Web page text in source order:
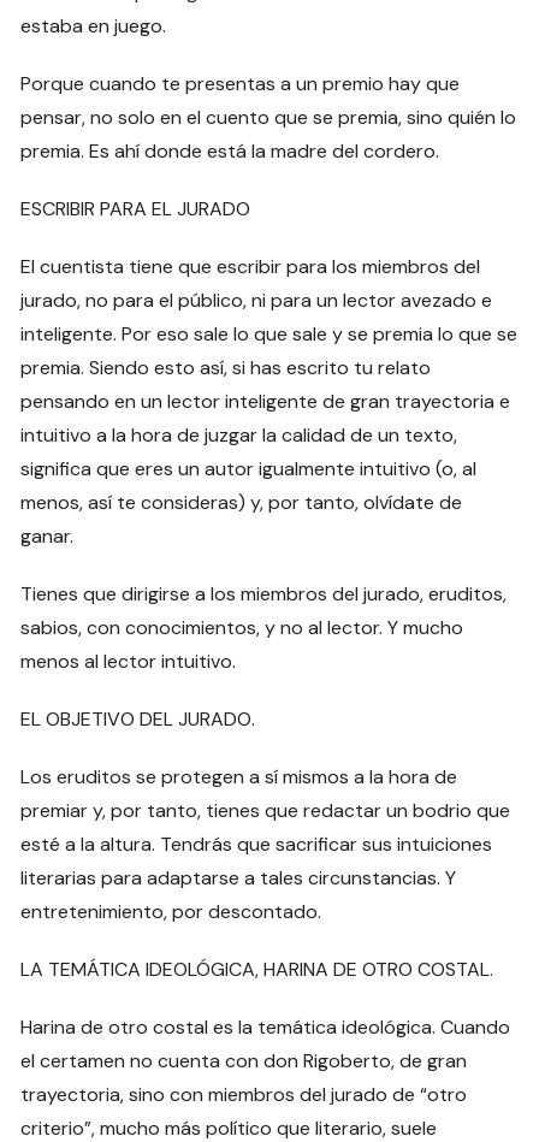
estaba en juego.
Porque cuando te presentas a un premio hay que
pensar, no solo en el cuento que se premia, sino quién lo
premia. Es ahí donde está la madre del cordero.
ESCRIBIR PARA EL JURADO
El cuentista tiene que escribir para los miembros del
jurado, no para el público, ni para un lector avezado e
inteligente. Por eso sale lo que sale y se premia lo que se
premia. Siendo esto así, si has escrito tu relato
pensando en un lector inteligente de gran trayectoria e
intuitivo a la hora de juzgar la calidad de un texto,
significa que eres un autor igualmente intuitivo (o, al
menos, así te consideras) y, por tanto, olvídate de
ganar.
Tienes que dirigirse a los miembros del jurado, eruditos,
sabios, con conocimientos, y no al lector. Y mucho
menos al lector intuitivo.
EL OBJETIVO DEL JURADO.
Los eruditos se protegen a sí mismos a la hora de
premiar y, por tanto, tienes que redactar un bodrio que
esté a la altura. Tendrás que sacrificar sus intuiciones
literarias para adaptarse a tales circunstancias. Y
entretenimiento, por descontado.
LA TEMÁTICA IDEOLÓGICA, HARINA DE OTRO COSTAL.
Harina de otro costal es la temática ideológica. Cuando
el certamen no cuenta con don Rigoberto, de gran
trayectoria, sino con miembros del jurado de “otro
criterio”, mucho más político que literario, suele